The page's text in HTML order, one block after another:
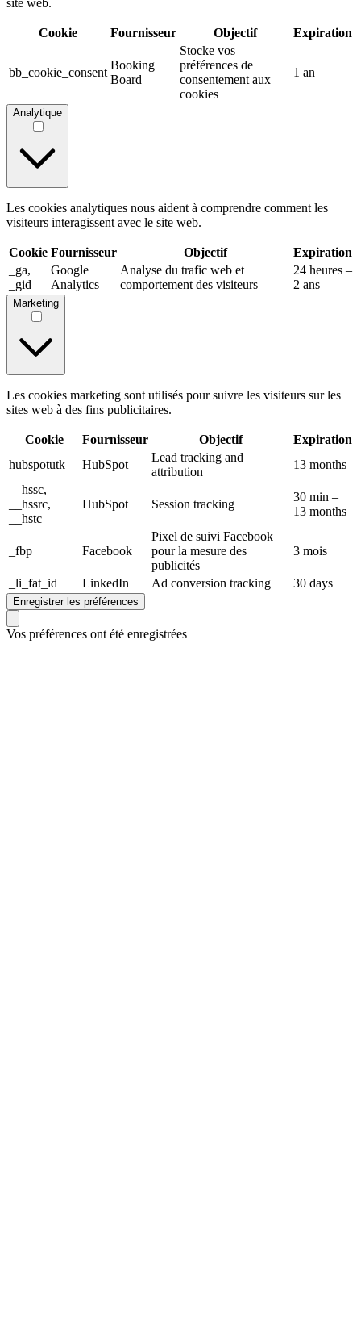
Cookie Fournisseur Objectif Expiration
bb_cookie_consent
Booking
Board
Stocke vos
préférences de
consentement aux
cookies
1 an
Analytique
Les cookies analytiques nous aident à comprendre comment les
visiteurs interagissent avec le site web.
Cookie Fournisseur Objectif
Expiration
_ga,
_gid
Google
Analytics
Analyse du trafic web et
comportement des visiteurs
24 heures –
2 ans
Marketing
Les cookies marketing sont utilisés pour suivre les visiteurs sur les
sites web à des fins publicitaires.
Cookie Fournisseur Objectif
Expiration
hubspotutk
HubSpot
Lead tracking and
attribution
13 months
__hssc,
__hssrc,
__hstc
HubSpot Session tracking
30 min –
13 months
_fbp Facebook
Pixel de suivi Facebook
pour la mesure des
publicités
3 mois
_li_fat_id LinkedIn Ad conversion tracking 30 days
Enregistrer les préférences
Vos préférences ont été enregistrées